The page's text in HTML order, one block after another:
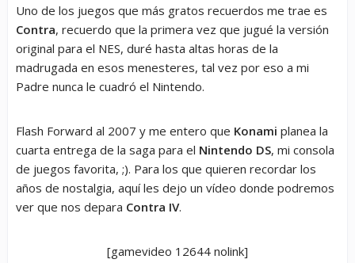
Uno de los juegos que más gratos recuerdos me trae es
Contra, recuerdo que la primera vez que jugué la versión
original para el NES, duré hasta altas horas de la
madrugada en esos menesteres, tal vez por eso a mi
Padre nunca le cuadró el Nintendo.
Flash Forward al 2007 y me entero que Konami planea la
cuarta entrega de la saga para el Nintendo DS, mi consola
de juegos favorita, ;). Para los que quieren recordar los
años de nostalgia, aquí les dejo un vídeo donde podremos
ver que nos depara Contra IV.
[gamevideo 12644 nolink]